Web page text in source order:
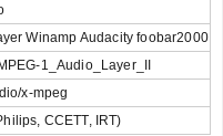
Winamp Audacity foobar2000
1_Audio_Layer_II
x-mpeg
CCETT, IRT)